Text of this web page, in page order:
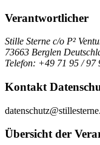
Verantwortlicher
Stille Sterne c/o P²
73663 Berglen
Telefon: +49 71 95 / 97
Kontakt
Übersicht der